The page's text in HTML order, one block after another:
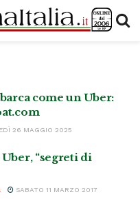
come un Uber:
26 MAGGIO 2025
“segreti di
SABATO 11 MARZO 2017